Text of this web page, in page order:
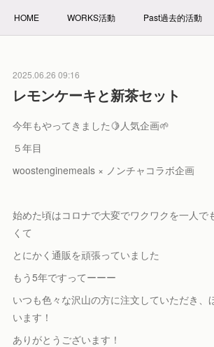
HOME WORKS活動 Past過去的活動
2025.06.26 09:16
レモンケーキと新茶セット
今年もやってきました🍋人気企画🌱
５年目
woostenginemeals × ノンチャコラボ企画
始めた頃はコロナで大変でワクワクを一人で
くて
とにかく通販を頑張っていました
もう5年ですってーーー
いつも色々な沢山の方に注文していただき、
います！
ありがとうございます！